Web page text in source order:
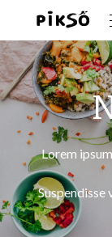
Lorem
Suspendisse